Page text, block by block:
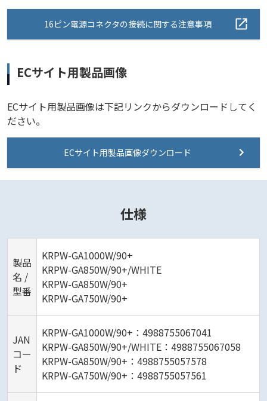
16ピン電源コネクタの接続に関する注意事項
ECサイト用製品画像
ECサイト用製品画像は下記リンクからダウンロードしてく
ださい。
ECサイト用製品画像ダウンロード
仕様
製品
名 /
型番
KRPW-GA1000W/90+
KRPW-GA850W/90+/WHITE
KRPW-GA850W/90+
KRPW-GA750W/90+
JAN
コー
ド
KRPW-GA1000W/90+：4988755067041
KRPW-GA850W/90+/WHITE：4988755067058
KRPW-GA850W/90+：4988755057578
KRPW-GA750W/90+：4988755057561